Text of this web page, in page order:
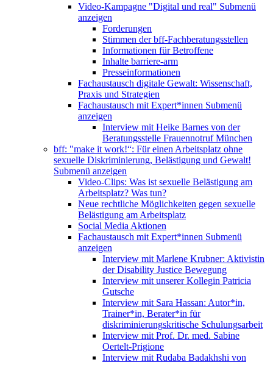
Video-Kampagne "Digital und real" Submenü
anzeigen
Forderungen
Stimmen der bff-Fachberatungsstellen
Informationen für Betroffene
Inhalte barriere-arm
Presseinformationen
Fachaustausch digitale Gewalt: Wissenschaft,
Praxis und Strategien
Fachaustausch mit Expert*innen Submenü
anzeigen
Interview mit Heike Barnes von der
Beratungsstelle Frauennotruf München
bff: "make it work!“: Für einen Arbeitsplatz ohne
sexuelle Diskriminierung, Belästigung und Gewalt!
Submenü anzeigen
Video-Clips: Was ist sexuelle Belästigung am
Arbeitsplatz? Was tun?
Neue rechtliche Möglichkeiten gegen sexuelle
Belästigung am Arbeitsplatz
Social Media Aktionen
Fachaustausch mit Expert*innen Submenü
anzeigen
Interview mit Marlene Krubner: Aktivistin
der Disability Justice Bewegung
Interview mit unserer Kollegin Patricia
Gutsche
Interview mit Sara Hassan: Autor*in,
Trainer*in, Berater*in für
diskriminierungskritische Schulungsarbeit
Interview mit Prof. Dr. med. Sabine
Oertelt-Prigione
Interview mit Rudaba Badakhshi von